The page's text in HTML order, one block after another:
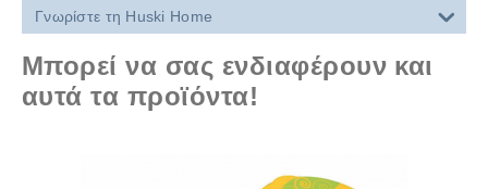
Γνωρίστε τη Huski Home
Μπορεί να σας ενδιαφέρουν και
αυτά τα προϊόντα!